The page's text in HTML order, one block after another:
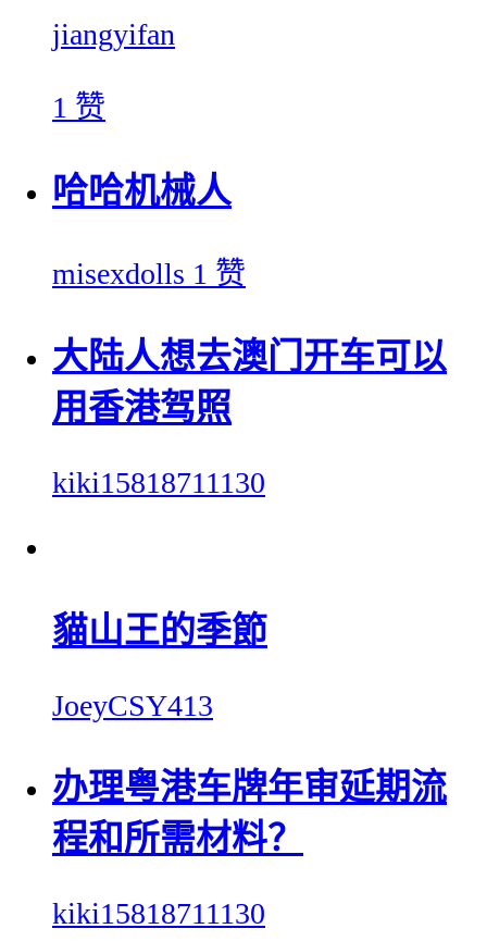
jiangyifan
1 赞
哈哈机械人
misexdolls 1 赞
大陆人想去澳门开车可以
用香港驾照
kiki15818711130
貓山王的季節
JoeyCSY413
办理粤港车牌年审延期流
程和所需材料？
kiki15818711130